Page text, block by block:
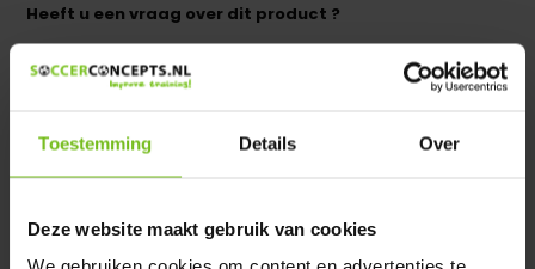
Toestemming Details Over
Deze website maakt gebruik van cookies
Heeft u een vraag over dit product ?
We helpen u graag met meer informatie
Verstuur email
Spécifications